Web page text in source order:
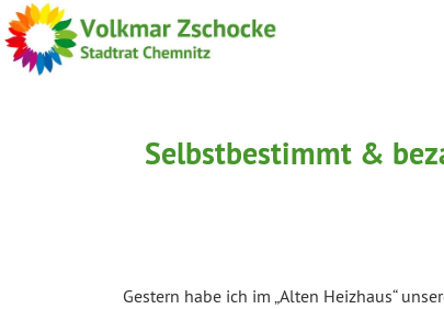
Selbstbestimmt &
Gestern habe ich im „Alten Heizhaus“